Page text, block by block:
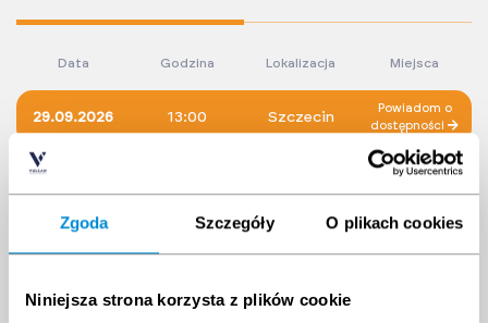
Zgoda Szczegóły O plikach cookies
Niniejsza strona korzysta z plików cookie
Data Godzina Lokalizacja Miejsca
29.09.2026 13:00 Szczecin
Powiadom o
dostępności
Powiadom o
Sierpień 2026 Wrzesień 2026